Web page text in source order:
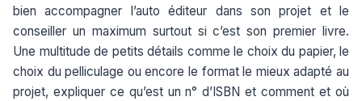
bien accompagner l’auto éditeur dans son projet et le
conseiller un maximum surtout si c’est son premier livre.
Une multitude de petits détails comme le choix du papier, le
choix du pelliculage ou encore le format le mieux adapté au
projet, expliquer ce qu’est un n° d’ISBN et comment et où